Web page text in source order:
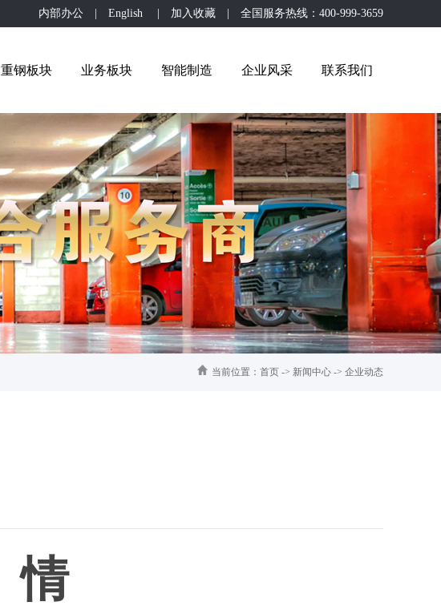
内部办公 English 加入收藏 | 全国服务热线：400-999-3659
重钢板块 业务板块 智能制造 企业风采 联系我们
当前位置： 首页 -> 新闻中心 -> 企业动态
情